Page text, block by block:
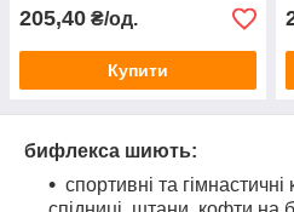
205,40 ₴/од.
Купити
бифлекса шиють:
спортивні та